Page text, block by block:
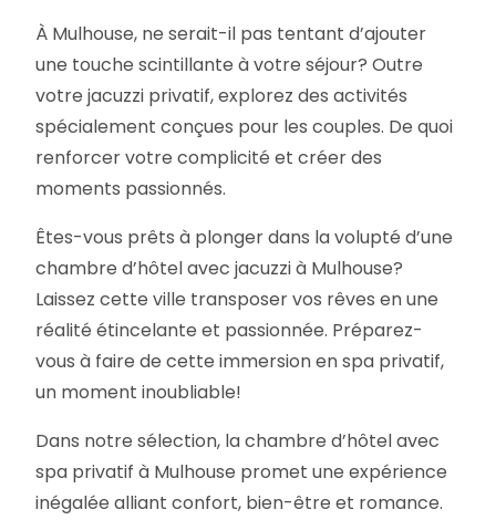
À Mulhouse, ne serait-il pas tentant d’ajouter
une touche scintillante à votre séjour? Outre
votre jacuzzi privatif, explorez des activités
spécialement conçues pour les couples. De quoi
renforcer votre complicité et créer des
moments passionnés.
Êtes-vous prêts à plonger dans la volupté d’une
chambre d’hôtel avec jacuzzi à Mulhouse?
Laissez cette ville transposer vos rêves en une
réalité étincelante et passionnée. Préparez-
vous à faire de cette immersion en spa privatif,
un moment inoubliable!
Dans notre sélection, la chambre d’hôtel avec
spa privatif à Mulhouse promet une expérience
inégalée alliant confort, bien-être et romance.